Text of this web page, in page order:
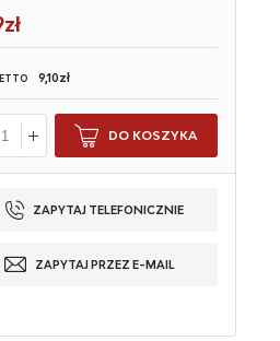
9,10zł
DO KOSZYKA
ZAPYTAJ TELEFONICZNIE
ZAPYTAJ PRZEZ E-MAIL